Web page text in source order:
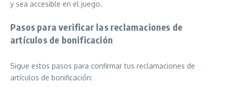
y sea accesible en el juego.
Pasos para verificar las reclamaciones de
artículos de bonificación
Sigue estos pasos para confirmar tus reclamaciones de
artículos de bonificación: